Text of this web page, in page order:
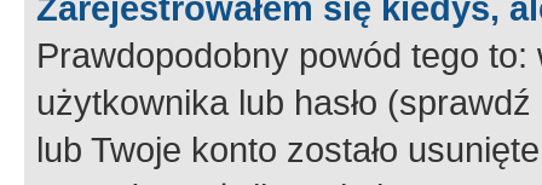
Prawdopodobny powód tego to:
użytkownika lub hasło
lub Twoje konto zostało